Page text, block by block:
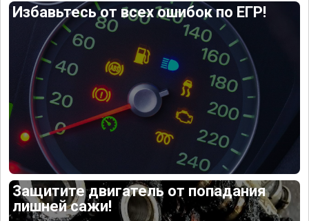
Избавьтесь от всех ошибок по ЕГР!
Защитите двигатель от попадания
лишней сажи!